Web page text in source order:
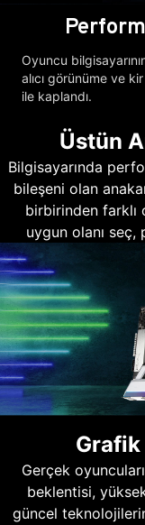
Oyuncu
alıcı görünüme ve
ile kaplandı.
Üstün
Bilgisayarında
bileşeni olan
birbirinden farklı
uygun olanı seç,
Grafik
Gerçek
beklentisi,
güncel